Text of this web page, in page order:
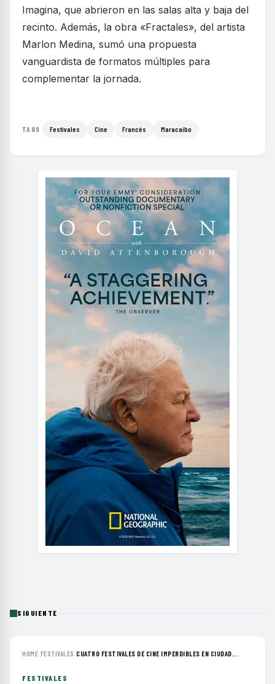
Imagina, que abrieron en las salas alta y baja del
recinto. Además, la obra «Fractales», del artista
Marlon Medina, sumó una propuesta
vanguardista de formatos múltiples para
complementar la jornada.
TAGS Festivales Cine Francés Maracaibo
SIGUIENTE
HOME›FESTIVALES ›CUATRO FESTIVALES DE CINE IMPERDIBLES EN CIUDAD...
FESTIVALES